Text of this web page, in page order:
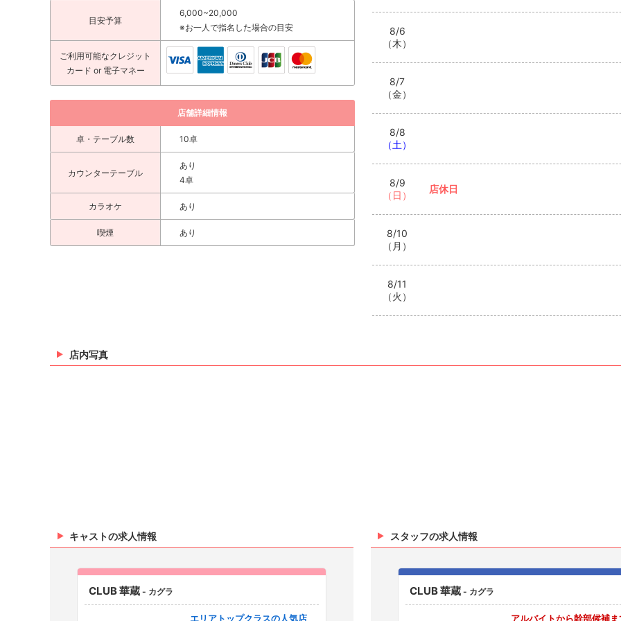
8/6
（木）
8/7
（金）
8/8
（土）
8/9
（日）
店休日
8/10
（月）
8/11
（火）
目安予算
6,000~20,000
※お一人で指名した場合の目安
ご利用可能なクレジット
カード or 電子マネー
店舗詳細情報
卓・テーブル数 10卓
カウンターテーブル
あり
4卓
カラオケ あり
喫煙 あり
店内写真
キャストの求人情報
CLUB 華蔵 - カグラ
エリアトップクラスの人気店
スタッフの求人情報
CLUB 華蔵- カグラ
アルバイトから幹部候補ま